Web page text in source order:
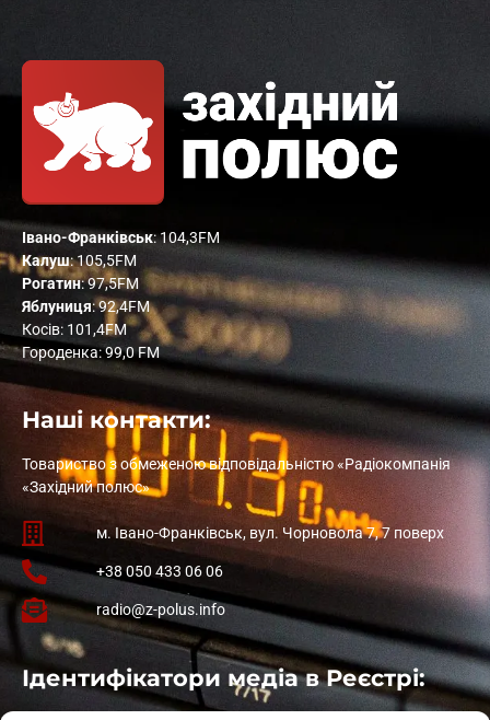
Івано-Франківськ: 104,3FM
Калуш: 105,5FM
Рогатин: 97,5FM
Яблуниця: 92,4FM
Косів: 101,4FM
Городенка: 99,0 FM
Наші контакти:
Товариство з обмеженою відповідальністю «Радіокомпанія
«Західний полюс»
м. Івано-Франківськ, вул. Чорновола 7, 7 поверх
+38 050 433 06 06
radio@z-polus.info
Ідентифікатори медіа в Реєстрі: